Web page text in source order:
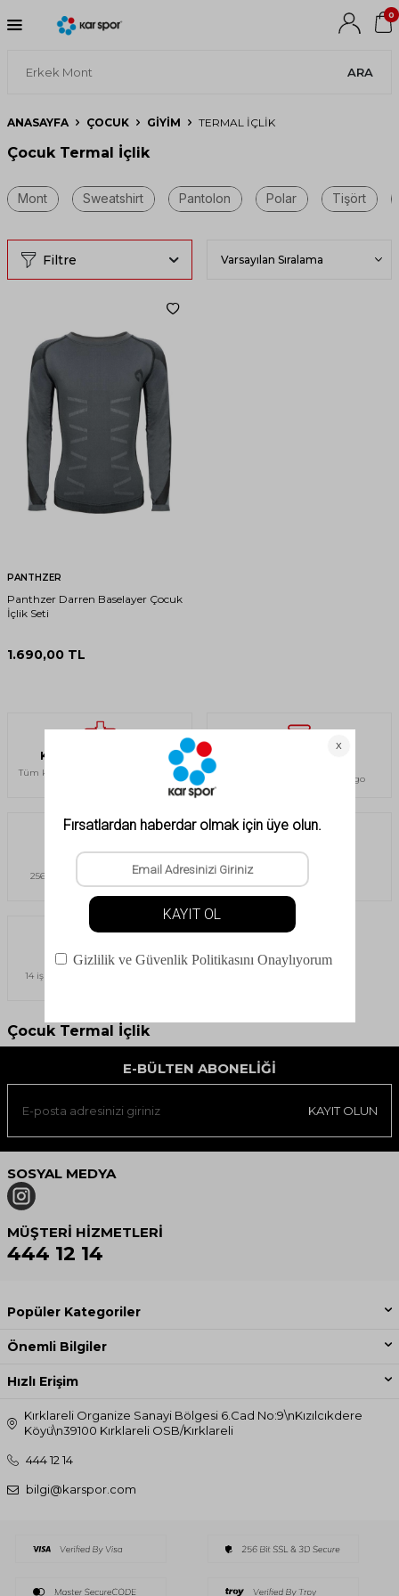
ARA
0
ANASAYFA ÇOCUK GIYIM TERMAL İÇLIK
Çocuk Termal İçlik
Filtre
PANTHZER
Panthzer Darren Baselayer Çocuk
İçlik Seti
1.690,00 TL
Kredi Kartına Taksit
Tüm kartlara 12 taksite varan ödeme
750 TL ve üzeri ücretsiz kargo
Güvenli Alışveriş
256Bit SSL sertifikası ile güvenli
alışveriş
Havale & EFT
İade İmkanı
14 iş günü içerisinde ücretsiz iade
Çocuk Termal İçlik
E-BÜLTEN ABONELIĞI
KAYIT OLUN
SOSYAL MEDYA
MÜŞTERI HIZMETLERI
444 12 14
Popüler Kategoriler
Önemli Bilgiler
Hızlı Erişim
Kırklareli Organize Sanayi Bölgesi 6.Cad No:9\nKızılcıkdere
Köyü\n39100 Kırklareli OSB/Kırklareli
444 12 14
bilgi@karspor.com